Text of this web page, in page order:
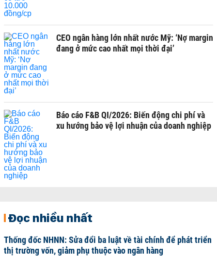
CEO ngân hàng lớn nhất nước Mỹ: ‘Nợ margin
đang ở mức cao nhất mọi thời đại’
Báo cáo F&B QI/2026: Biến động chi phí và
xu hướng bảo vệ lợi nhuận của doanh nghiệp
Đọc nhiều nhất
Thống đốc NHNN: Sửa đổi ba luật về tài chính để phát triển
thị trường vốn, giảm phụ thuộc vào ngân hàng